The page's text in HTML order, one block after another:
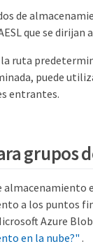
de
que se
ruta
puede
entrantes.
grupos
almacenamiento
a los puntos
Azure
en la nube?" .